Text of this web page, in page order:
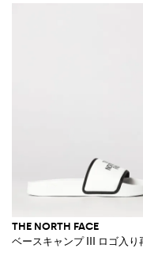
THE NORTH FACE
ベースキャンプ III ロゴ入り